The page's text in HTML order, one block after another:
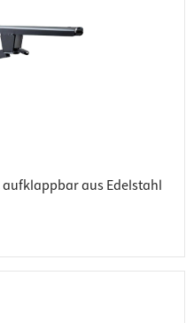
aufklappbar aus Edelstahl